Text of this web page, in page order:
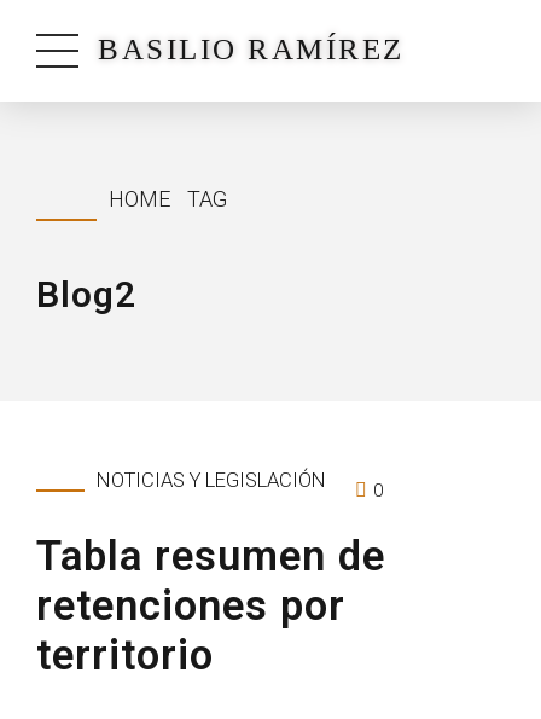
BASILIO RAMÍREZ
HOME TAG
Blog2
NOTICIAS Y LEGISLACIÓN 0
Tabla resumen de
retenciones por
territorio